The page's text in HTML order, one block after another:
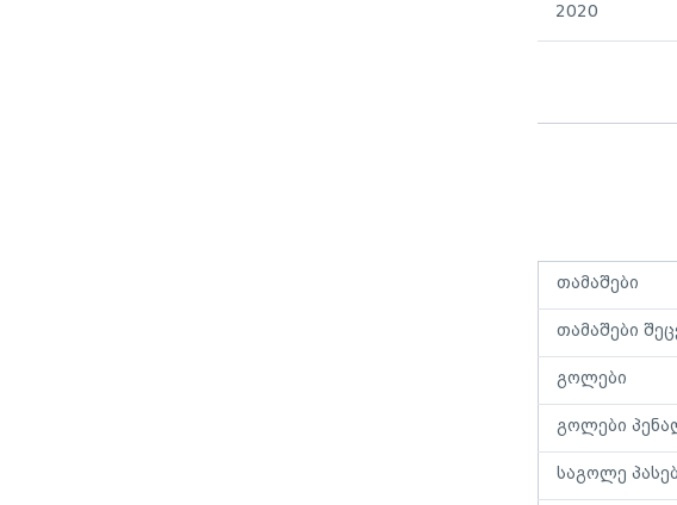
2020
თამაშები
თამაშები
გოლები
გოლები
საგოლე